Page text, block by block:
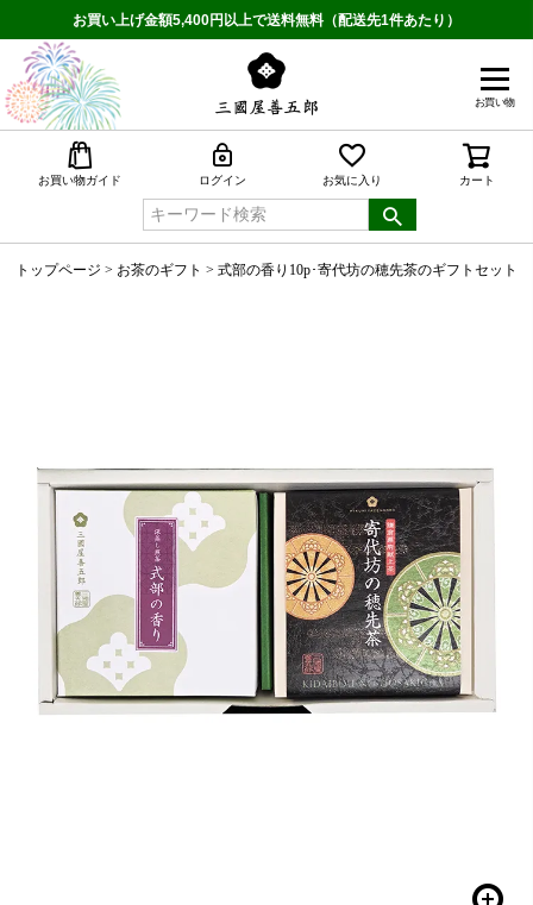
お買い上げ金額5,400円以上で送料無料（配送先1件あたり）
お買い物
お買い物ガイド ログイン お気に入り カート
トップページ お茶のギフト 式部の香り10p･寄代坊の穂先茶のギフトセット